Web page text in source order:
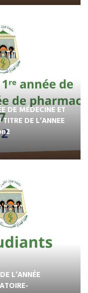
DE MÉDECINE ET
DE L’ANNEE
L’ANNÉE